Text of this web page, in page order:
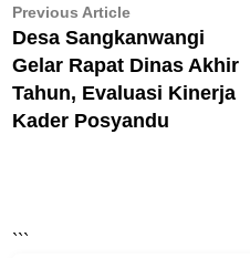
Navigasi
pos
Previous ArticlePrevious
article:
Desa Sangkanwangi
Gelar Rapat Dinas Akhir
Tahun, Evaluasi Kinerja
Kader Posyandu
```